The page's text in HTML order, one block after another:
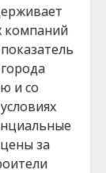
компаний
и со
за